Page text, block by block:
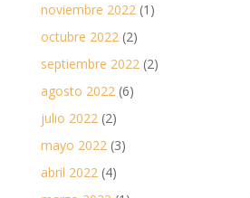
noviembre 2022(1)
octubre 2022(2)
septiembre 2022(2)
agosto 2022(6)
julio 2022(2)
mayo 2022(3)
abril 2022(4)